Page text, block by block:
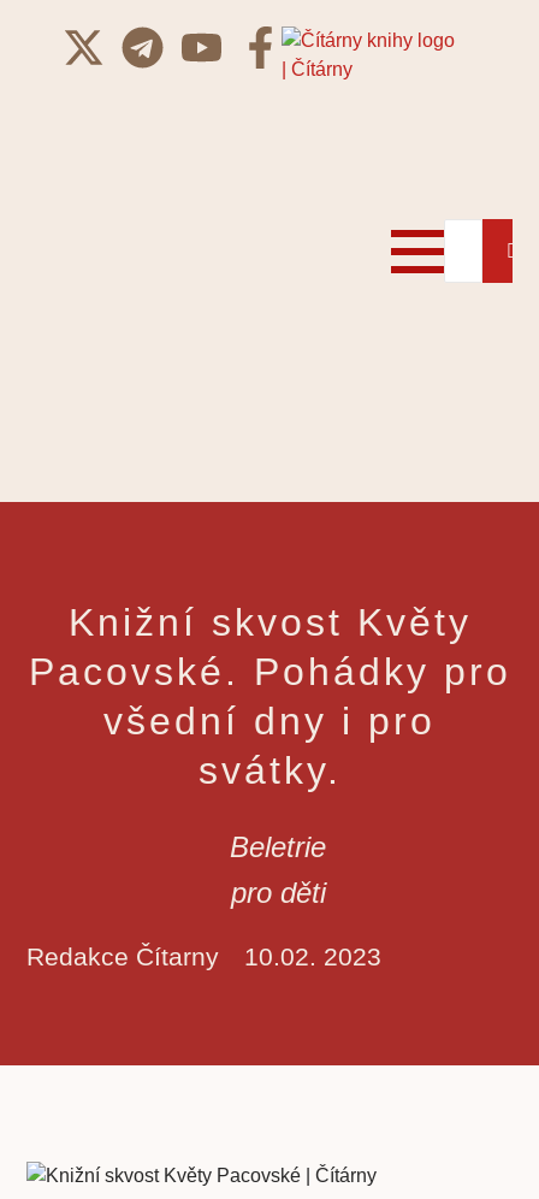
Knižní skvost Květy
Pacovské. Pohádky pro
všední dny i pro
svátky.
Beletrie
pro děti
Redakce Čítarny 10.02. 2023